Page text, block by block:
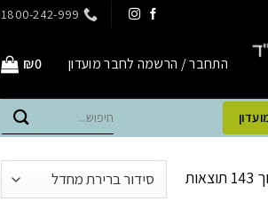
1800-242-999
התחבר / הרשמה לחבר מועדון ₪0